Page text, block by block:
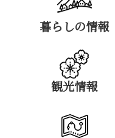
暮らしの情報
観光情報